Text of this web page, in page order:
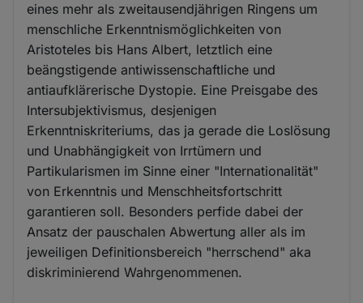
eines mehr als zweitausendjährigen Ringens um
menschliche Erkenntnismöglichkeiten von
Aristoteles bis Hans Albert, letztlich eine
beängstigende antiwissenschaftliche und
antiaufklärerische Dystopie. Eine Preisgabe des
Intersubjektivismus, desjenigen
Erkenntniskriteriums, das ja gerade die Loslösung
und Unabhängigkeit von Irrtümern und
Partikularismen im Sinne einer "Internationalität"
von Erkenntnis und Menschheitsfortschritt
garantieren soll. Besonders perfide dabei der
Ansatz der pauschalen Abwertung aller als im
jeweiligen Definitionsbereich "herrschend" aka
diskriminierend Wahrgenommenen.